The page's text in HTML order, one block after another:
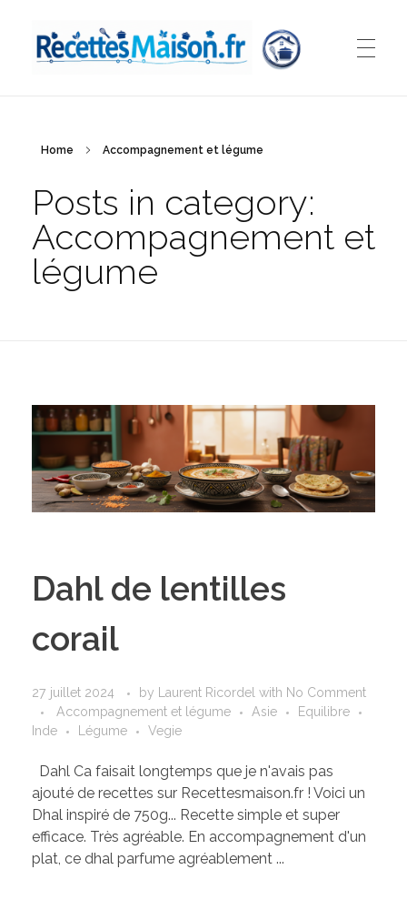
Home Accompagnement et légume
Posts in category:
Accompagnement et
légume
Dahl de lentilles
corail
27 juillet 2024 by Laurent Ricordel with No Comment
Accompagnement et légume
Asie
Equilibre
Inde
Légume Vegie
Dahl Ca faisait longtemps que je n'avais pas
ajouté de recettes sur Recettesmaison.fr ! Voici un
Dhal inspiré de 750g... Recette simple et super
efficace. Très agréable. En accompagnement d'un
plat, ce dhal parfume agréablement ...